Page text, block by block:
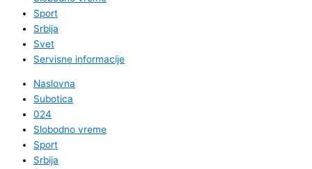
Sport
Srbija
Svet
Servisne informacije
Naslovna
Subotica
024
Slobodno vreme
Sport
Srbija